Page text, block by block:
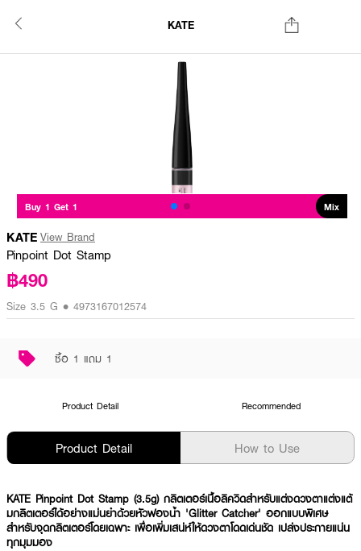
KATE
Buy 1 Get 1 Mix
KATE View Brand
Pinpoint Dot Stamp
฿490
Size 3.5 G • 4973167012574
ซื้อ 1 แถม 1
Product Detail Recommended
Product Detail How to Use
KATE Pinpoint Dot Stamp (3.5g) กลิตเตอร์เนื้อลิควิดสำหรับแต่งดวงตาแต่งแต้
มกลิตเตอร์ได้อย่างแม่นยำด้วยหัวฟองน้ำ 'Glitter Catcher' ออกแบบพิเศษ
สำหรับจุดกลิตเตอร์โดยเฉพาะ เพื่อเพิ่มเสน่ห์ให้ดวงตาโดดเด่นชัด เปล่งประกายแน่น
ทุกมุมมอง